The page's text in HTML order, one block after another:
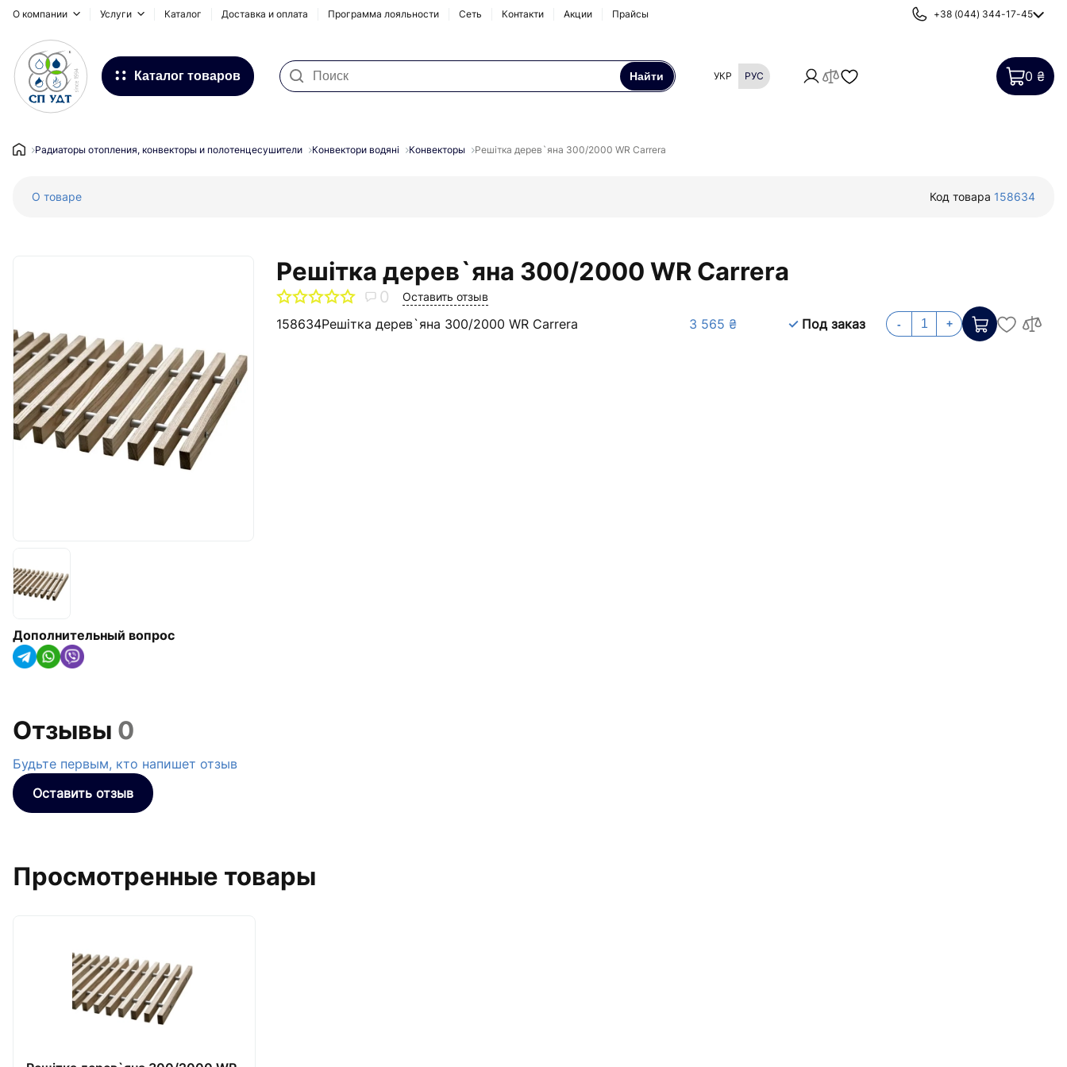
О компании Услуги Каталог Доставка и оплата Программа лояльности Сеть Контакти Акции Прайсы +38 (044) 344-17-45
Каталог товаров
Системы для наружных
Инсталляционные системы,
сифоны и дренажные каналы
Запорная и регулирующая
арматура
Радиаторы отопления,
конвекторы и
полотенцесушители
Оборудование для котельных
тепловые насосы
Найти УКР РУС 0 ₴
Радиаторы отопления, конвекторы и полотенцесушители Конвектори водяні Конвекторы Решiтка дерев`яна 300/2000 WR Carrera
О товаре Код товара 158634
Дополнительный вопрос
Решiтка дерев`яна 300/2000 WR Carrera
0 Оставить отзыв
158634Решiтка дерев`яна 300/2000 WR Carrera 3 565 ₴ Под заказ - +
Отзывы 0
Будьте первым, кто напишет отзыв
Оставить отзыв
Просмотренные товары